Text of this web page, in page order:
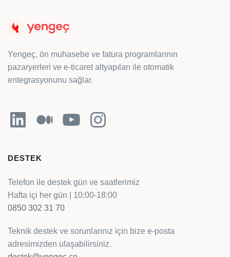
Yengeç, ön muhasebe ve fatura programlarının
pazaryerleri ve e-ticaret altyapıları ile otomatik
entegrasyonunu sağlar.
LinkedInOrta YouTubeInstagram
DESTEK
Telefon ile destek gün ve saatlerimiz
Hafta içi her gün | 10:00-18:00
0850 302 31 70
Teknik destek ve sorunlarınız için bize e-posta
adresimizden ulaşabilirsiniz.